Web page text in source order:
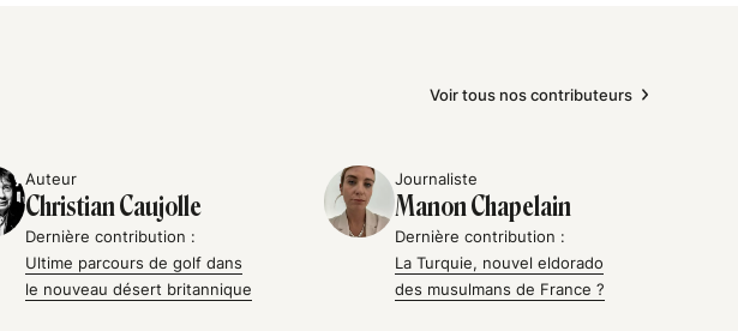
Voir tous nos contributeurs
Auteur
Christian Caujolle
Dernière contribution :
Ultime parcours de golf dans
le nouveau désert britannique
Journaliste
Manon Chapelain
Dernière contribution :
La Turquie, nouvel eldorado
des musulmans de France ?